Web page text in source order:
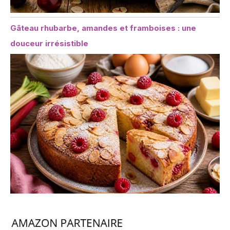
Gâteau rhubarbe, amandes et framboises : une
douceur irrésistible